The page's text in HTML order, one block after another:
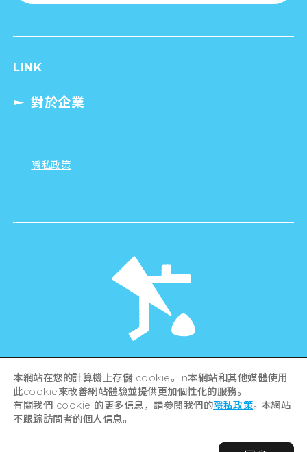
LINK
對於企業
隱私政策
Hiroshima Prefecture / Hiroshima City .
All rights reserved
本網站在您的計算機上存儲 cookie。 n本網站和其他媒體使用
此cookie來改善網站體驗並提供更加個性化的服務。
有關我們 cookie 的更多信息，請參閱我們的隱私政策。本網站
不跟踪訪問者的個人信息。